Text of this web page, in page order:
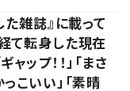
雑誌』に載って
て転身した現在
ップ！！」「まさ
こいい」「素晴